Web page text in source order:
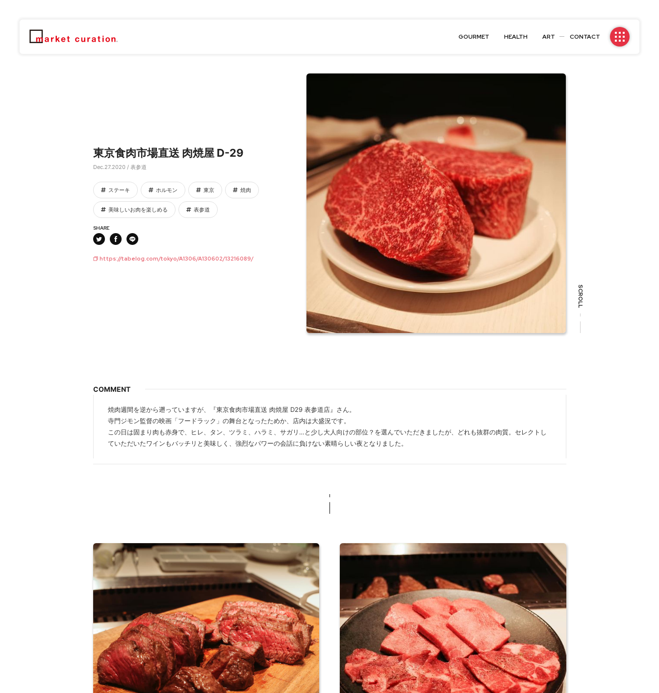
GOURMET HEALTH ART CONTACT
東京食肉市場直送 肉焼屋 D-29
Dec.27.2020 / 表参道
ステーキ ホルモン 東京 焼肉
美味しいお肉を楽しめる 表参道
SHARE
https://tabelog.com/tokyo/A1306/A130602/13216089/
SCROLL
COMMENT
焼肉週間を逆から遡っていますが、『東京食肉市場直送 肉焼屋 D29 表参道店』さん。
寺門ジモン監督の映画「フードラック」の舞台となったためか、店内は大盛況です。
この日は固まり肉も赤身で、ヒレ、タン、ツラミ、ハラミ、サガリ…と少し大人向けの部位？を選んでいただきましたが、どれも抜群の肉質。セレクトし
ていただいたワインもバッチリと美味しく、強烈なパワーの会話に負けない素晴らしい夜となりました。